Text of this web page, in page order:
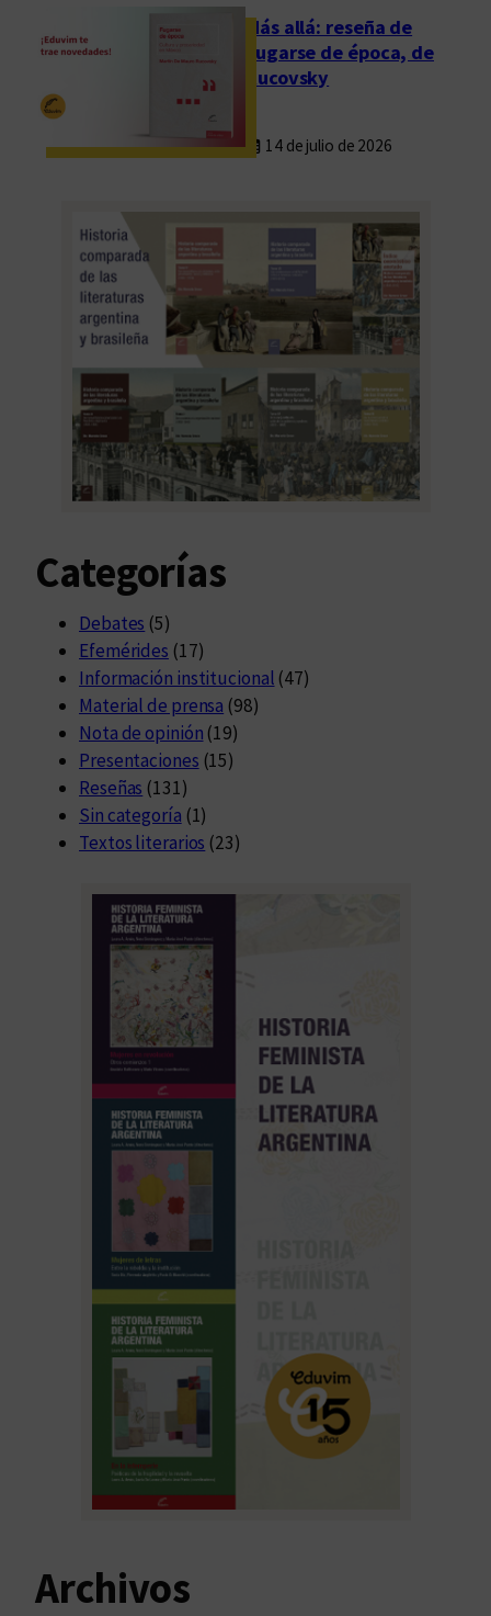
c
n
a
d
e
i
l
l
a
M
r
í
a
Más allá: reseña de
Fugarse de época, de
Rucovsky
14 de julio de 2026
Categorías
Debates (5)
Efemérides (17)
Información institucional (47)
Material de prensa (98)
Nota de opinión (19)
Presentaciones (15)
Reseñas (131)
Sin categoría (1)
Textos literarios (23)
Archivos